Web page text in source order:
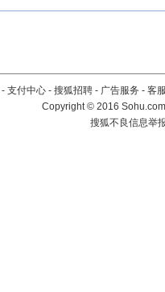
- 支付中心 - 搜狐招聘 - 广告服务 - 客
Copyright©2016
搜狐不良信息举